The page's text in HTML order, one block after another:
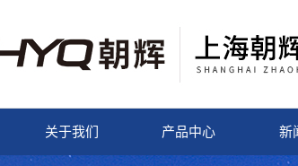
关于我们 产品中心 新